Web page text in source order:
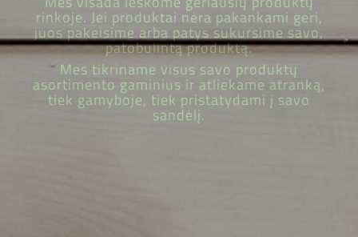
rinkoje. Jei produktai nėra pakankami geri,
juos pakeisime arba patys sukursime savo,
patobulintą produktą.
Mes tikriname visus savo produktų
asortimento gaminius ir atliekame atranką,
tiek gamyboje, tiek pristatydami į savo
sandėlį.